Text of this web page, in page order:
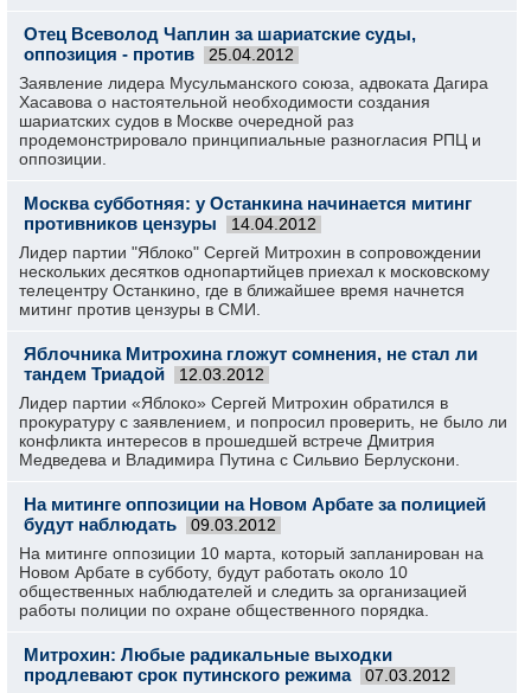
Отец Всеволод Чаплин за шариатские суды,
оппозиция - против
25.04.2012
Заявление лидера Мусульманского союза, адвоката Дагира
Хасавова о настоятельной необходимости создания
шариатских судов в Москве очередной раз
продемонстрировало принципиальные разногласия РПЦ и
оппозиции.
Москва субботняя: у Останкина начинается митинг
противников цензуры
14.04.2012
Лидер партии "Яблоко" Сергей Митрохин в сопровождении
нескольких десятков однопартийцев приехал к московскому
телецентру Останкино, где в ближайшее время начнется
митинг против цензуры в СМИ.
Яблочника Митрохина гложут сомнения, не стал ли
тандем Триадой
12.03.2012
Лидер партии «Яблоко» Сергей Митрохин обратился в
прокуратуру с заявлением, и попросил проверить, не было ли
конфликта интересов в прошедшей встрече Дмитрия
Медведева и Владимира Путина с Сильвио Берлускони.
На митинге оппозиции на Новом Арбате за полицией
будут наблюдать
09.03.2012
На митинге оппозиции 10 марта, который запланирован на
Новом Арбате в субботу, будут работать около 10
общественных наблюдателей и следить за организацией
работы полиции по охране общественного порядка.
Митрохин: Любые радикальные выходки
продлевают срок путинского режима
07.03.2012